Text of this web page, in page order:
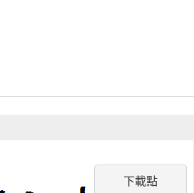
下載點